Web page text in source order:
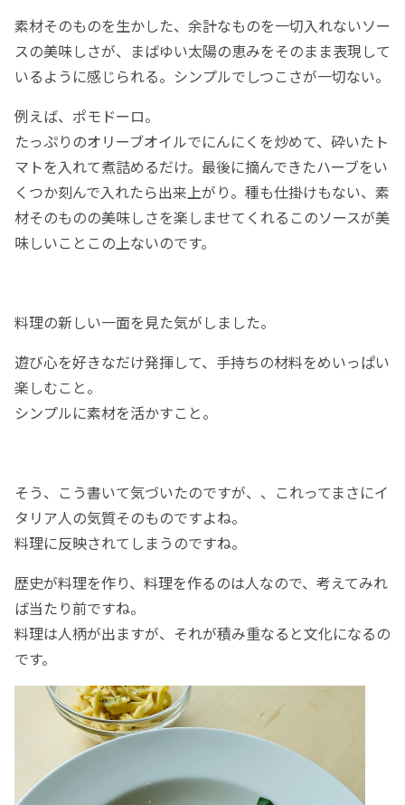
素材そのものを生かした、余計なものを一切入れないソー
スの美味しさが、まばゆい太陽の恵みをそのまま表現して
いるように感じられる。シンプルでしつこさが一切ない。
例えば、ポモドーロ。
たっぷりのオリーブオイルでにんにくを炒めて、砕いたト
マトを入れて煮詰めるだけ。最後に摘んできたハーブをい
くつか刻んで入れたら出来上がり。種も仕掛けもない、素
材そのものの美味しさを楽しませてくれるこのソースが美
味しいことこの上ないのです。
料理の新しい一面を見た気がしました。
遊び心を好きなだけ発揮して、手持ちの材料をめいっぱい
楽しむこと。
シンプルに素材を活かすこと。
そう、こう書いて気づいたのですが、、これってまさにイ
タリア人の気質そのものですよね。
料理に反映されてしまうのですね。
歴史が料理を作り、料理を作るのは人なので、考えてみれ
ば当たり前ですね。
料理は人柄が出ますが、それが積み重なると文化になるの
です。